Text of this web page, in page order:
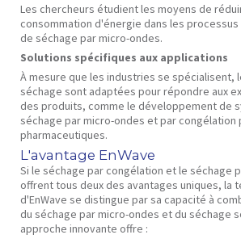
Les chercheurs étudient les moyens de
consommation d'énergie dans les
de séchage par micro-ondes.
Solutions spécifiques aux applications
À mesure que les industries se spécialisent,
séchage sont adaptées pour répondre aux
des produits, comme le développement de
séchage par micro-ondes et par congélation
pharmaceutiques.
L'avantage EnWave
Si le séchage par congélation et le séchage
offrent tous deux des avantages uniques, la
d'EnWave se distingue par sa capacité à
du séchage par micro-ondes et du séchage
approche innovante offre :